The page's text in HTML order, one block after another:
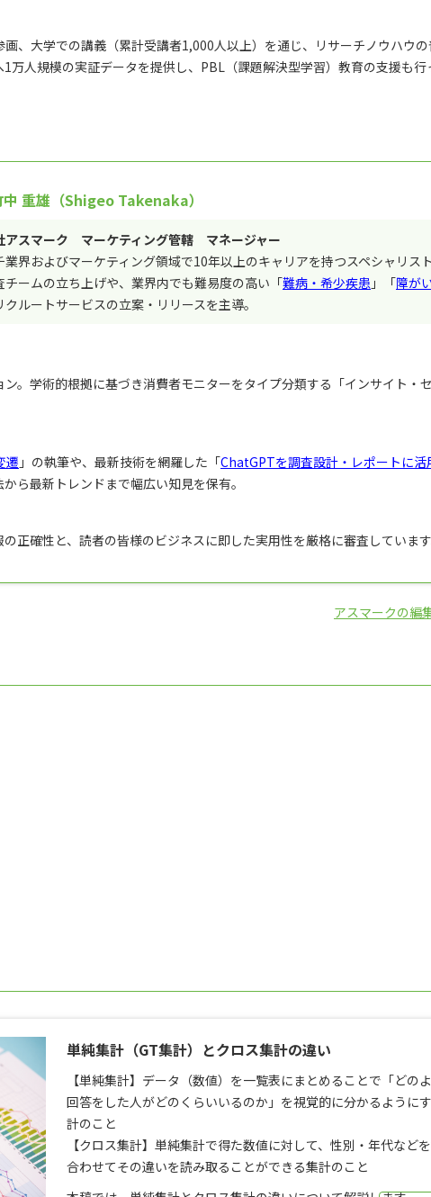
、大学での講義（累計受講者1,000人以上）を通じ、リサーチノウハウ
万人規模の実証データを提供し、PBL（課題解決型学習）教育の支援も行
重雄（Shigeo Takenaka）
アスマーク マーケティング管轄 マネージャー
業界およびマーケティング領域で10年以上のキャリアを持つスペシャリスト
チームの立ち上げや、業界内でも難易度の高い「難病・希少疾患 」「障が
クルートサービスの立案・リリースを主導。
。学術的根拠に基づき消費者モニターをタイプ分類する「インサイト・セ
遷 」の執筆や、最新技術を網羅した「ChatGPTを調査設計・レポートに活
ら最新トレンドまで幅広い知見を保有。
正確性と、読者の皆様のビジネスに即した実用性を厳格に審査しています
アスマークの編
単純集計（GT集計）とクロス集計の違い
【単純集計】データ（数値）を一覧表にまとめることで「どの
回答をした人がどのくらいいるのか」を視覚的に分かるように
計のこと
【クロス集計】単純集計で得た数値に対して、性別・年代など
合わせてその違いを読み取ることができる集計のこと